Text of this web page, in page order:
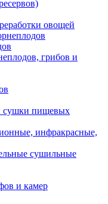
овощей
грибов и
сушки пищевых
инфракрасные,
сушильные
и камер